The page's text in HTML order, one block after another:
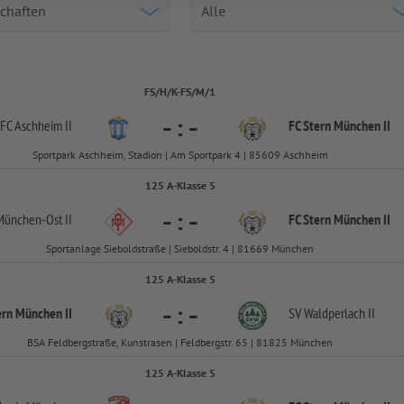
FS/H/K-FS/M/1
FC Aschheim II - : - FC Stern München II
Sportpark Aschheim, Stadion | Am Sportpark 4 | 85609 Aschheim
125 A-Klasse 5
Ost II - : - FC Stern München II
Sportanlage Sieboldstraße | Sieboldstr. 4 | 81669 München
125 A-Klasse 5
München II - : - SV Waldperlach II
BSA Feldbergstraße, Kunstrasen | Feldbergstr. 65 | 81825 München
125 A-Klasse 5